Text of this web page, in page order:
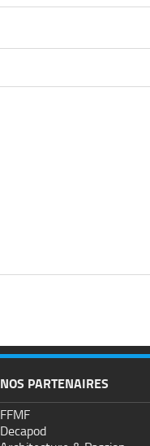
NOS PARTENAIRES
FFMF
Decapod